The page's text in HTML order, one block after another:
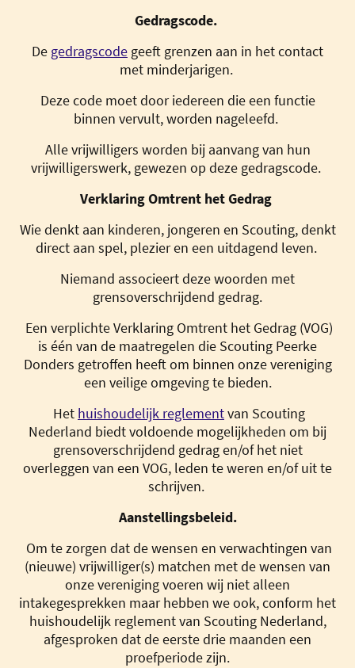
Gedragscode.
De gedragscode geeft grenzen aan in het contact
met minderjarigen.
Deze code moet door iedereen die een functie
binnen vervult, worden nageleefd.
Alle vrijwilligers worden bij aanvang van hun
vrijwilligerswerk, gewezen op deze gedragscode.
Verklaring Omtrent het Gedrag
Wie denkt aan kinderen, jongeren en Scouting, denkt
direct aan spel, plezier en een uitdagend leven.
Niemand associeert deze woorden met
grensoverschrijdend gedrag.
Een verplichte Verklaring Omtrent het Gedrag (VOG)
is één van de maatregelen die Scouting Peerke
Donders getroffen heeft om binnen onze vereniging
een veilige omgeving te bieden.
Het huishoudelijk reglementvan Scouting
Nederland biedt voldoende mogelijkheden om bij
grensoverschrijdend gedrag en/of het niet
overleggen van een VOG, leden te weren en/of uit te
schrijven.
Aanstellingsbeleid.
Om te zorgen dat de wensen en verwachtingen van
(nieuwe) vrijwilliger(s) matchen met de wensen van
onze vereniging voeren wij niet alleen
intakegesprekken maar hebben we ook, conform het
huishoudelijk reglement van Scouting Nederland,
afgesproken dat de eerste drie maanden een
proefperiode zijn.